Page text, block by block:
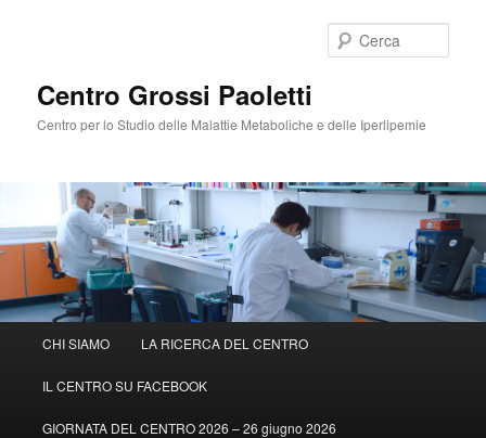
Centro Grossi Paoletti
Centro per lo Studio delle Malattie Metaboliche e delle Iperlipemie
principale
Vai
al
Vai
al
CHI SIAMO LA RICERCA DEL CENTRO
IL CENTRO SU FACEBOOK
GIORNATA DEL CENTRO 2026 – 26 giugno 2026